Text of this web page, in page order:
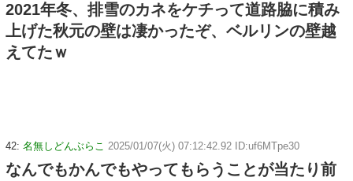
2021年冬、排雪のカネをケチって道路脇に積み
上げた秋元の壁は凄かったぞ、ベルリンの壁越
えてたｗ
42: 名無しどんぶらこ 2025/01/07(火) 07:12:42.92 ID:uf6MTpe30
なんでもかんでもやってもらうことが当たり前